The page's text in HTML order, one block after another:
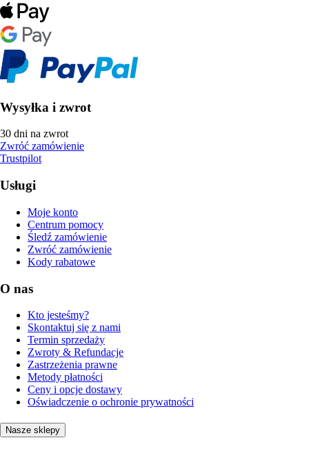
Wysyłka i zwrot
30 dni na zwrot
Zwróć zamówienie
Trustpilot
Usługi
Moje konto
Centrum pomocy
Śledź zamówienie
Zwróć zamówienie
Kody rabatowe
O nas
Kto jesteśmy?
Skontaktuj się z nami
Termin sprzedaży
Zwroty & Refundacje
Zastrzeżenia prawne
Metody płatności
Ceny i opcje dostawy
Oświadczenie o ochronie prywatności
Nasze sklepy